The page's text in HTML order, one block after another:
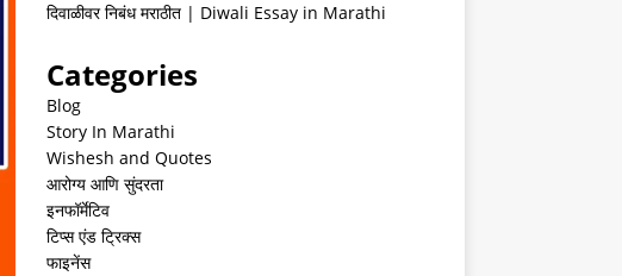
दिवाळीवर निबंध मराठीत | Diwali Essay in Marathi
Categories
Blog
Story In Marathi
Wishesh and Quotes
आरोग्य आणि सुंदरता
इनफॉर्मेटिव
टिप्स एंड ट्रिक्स
फाइनेंस